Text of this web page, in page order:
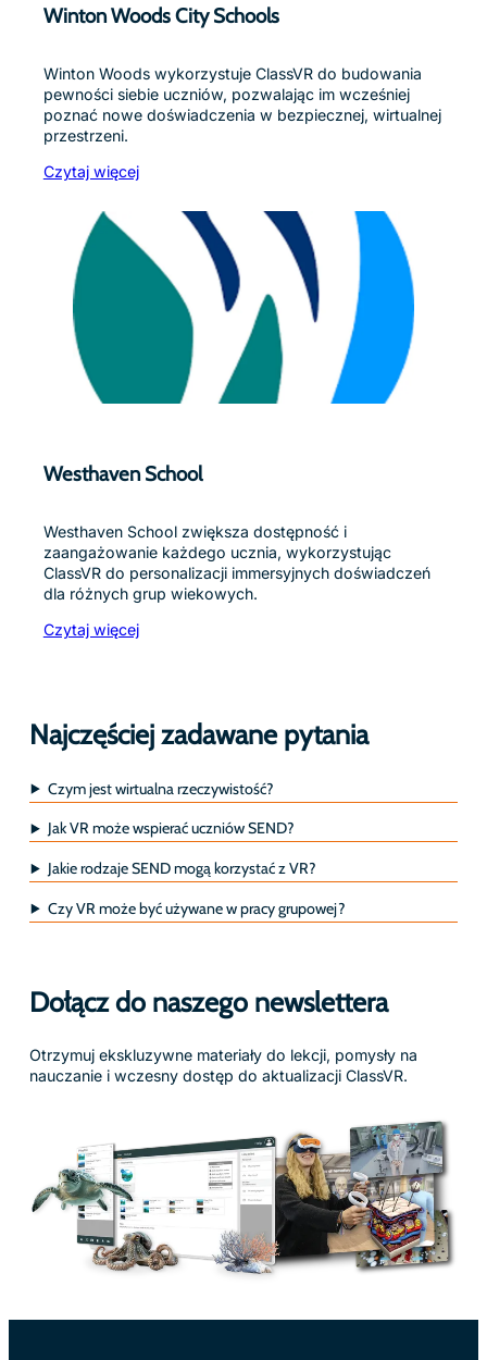
Winton Woods City Schools
Winton Woods wykorzystuje ClassVR do budowania
pewności siebie uczniów, pozwalając im wcześniej
poznać nowe doświadczenia w bezpiecznej, wirtualnej
przestrzeni.
Czytaj więcej
Westhaven School
Westhaven School zwiększa dostępność i
zaangażowanie każdego ucznia, wykorzystując
ClassVR do personalizacji immersyjnych doświadczeń
dla różnych grup wiekowych.
Czytaj więcej
Najczęściej zadawane pytania
Czym jest wirtualna rzeczywistość?
Jak VR może wspierać uczniów SEND?
Jakie rodzaje SEND mogą korzystać z VR?
Czy VR może być używane w pracy grupowej?
Dołącz do naszego newslettera
Otrzymuj ekskluzywne materiały do lekcji, pomysły na
nauczanie i wczesny dostęp do aktualizacji ClassVR.